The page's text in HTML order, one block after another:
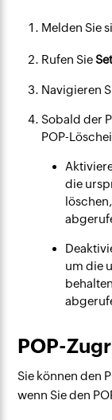
Melden Sie
Rufen Sie
Navigieren
Sobald der
POP-
die
um die
POP-
Sie können den
wenn Sie den